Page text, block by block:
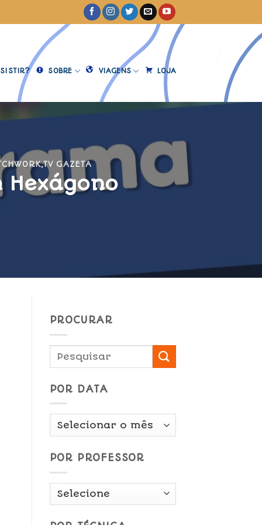
SOBRE VIAGENS LOJA
,TV GAZETA
Hexágono
PROCURAR
POR DATA
Por
POR PROFESSOR